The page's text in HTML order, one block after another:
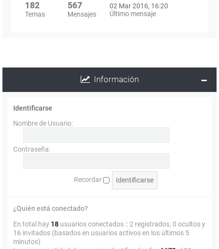
182
Temas
567
Mensajes
02 Mar 2016, 16:20
Último mensaje
Información
Identificarse
Nombre de Usuario:
Contraseña:
Recordar
¿Quién está conectado?
En total hay 18 usuarios conectados :: 2 registrados, 0 ocultos y
16 invitados (basados en usuarios activos en los últimos 5
minutos)